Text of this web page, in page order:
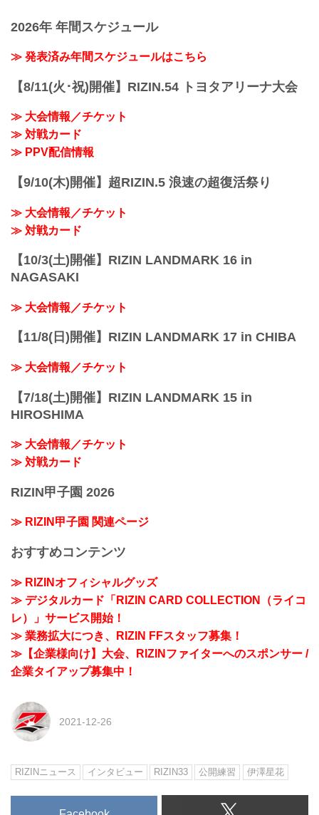
行われる予定だ！選手へ質疑の際に、ラ
イブ配信中に寄せられたコメントを選手
大会を間近に控えた選手たちの練習風
チェックしよう！
日時
開始
22:30～23:00
※試合内容、イベント進行によって終了
宮線・高崎線）「さいたま新都心」駅か
ら徒歩3分
2026年 年間スケジュール
≫ 発表済み年間スケジュールはこちら
【8/11(火･祝)開催】RIZIN.54 トヨタアリーナ大会
≫ 大会情報／チケット
≫ 対戦カード
≫ PPV配信情報
【9/10(木)開催】超RIZIN.5 浪速の超復活祭り
≫ 大会情報／チケット
≫ 対戦カード
【10/3(土)開催】RIZIN LANDMARK 16 in
NAGASAKI
≫ 大会情報／チケット
【11/8(日)開催】RIZIN LANDMARK 17 in CHIBA
≫ 大会情報／チケット
【7/18(土)開催】RIZIN LANDMARK 15 in
HIROSHIMA
≫ 大会情報／チケット
≫ 対戦カード
RIZIN甲子園 2026
≫ RIZIN甲子園 関連ページ
おすすめコンテンツ
≫ RIZINオフィシャルグッズ
≫ デジタルカード「RIZIN CARD COLLECTION（ライコ
レ）」サービス開始！
≫ 業務拡大につき、RIZIN FFスタッフ募集！
≫【企業様向け】大会、RIZINファイターへのスポンサー /
企業タイアップ募集中！
2021-12-26
RIZINニュース インタビュー RIZIN33 公開練習 伊澤星花